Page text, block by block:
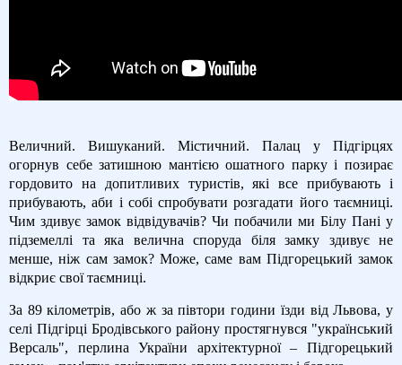
Величний. Вишуканий. Містичний. Палац у Підгірцях
огорнув себе затишною мантією ошатного парку і позирає
гордовито на допитливих туристів, які все прибувають і
прибувають, аби і собі спробувати розгадати його таємниці.
Чим здивує замок відвідувачів? Чи побачили ми Білу Пані у
підземеллі та яка велична споруда біля замку здивує не
менше, ніж сам замок? Може, саме вам Підгорецький замок
відкриє свої таємниці.
За 89 кілометрів, або ж за півтори години їзди від Львова, у
селі Підгірці Бродівського району простягнувся "український
Версаль", перлина України архітектурної – Підгорецький